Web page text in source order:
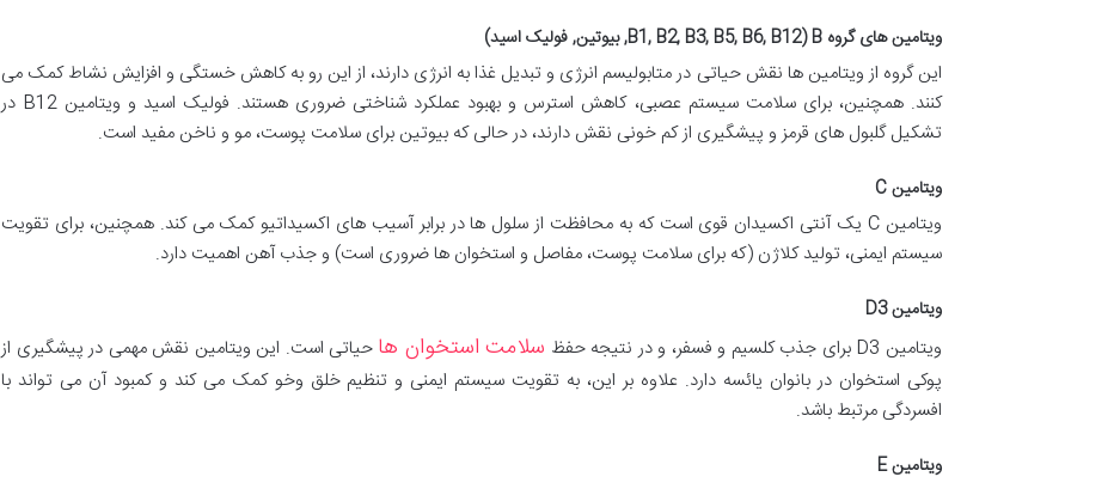
ویتامین های گروه B (B1, B2, B3, B5, B6, B12, بیوتین, فولیک اسید)
این گروه از ویتامین ها نقش حیاتی در متابولیسم انرژی و تبدیل غذا به انرژی دارند، از این رو به کاهش خستگی و افزایش نشاط کمک می
کنند. همچنین، برای سلامت سیستم عصبی، کاهش استرس و بهبود عملکرد شناختی ضروری هستند. فولیک اسید و ویتامین B12 در
تشکیل گلبول های قرمز و پیشگیری از کم خونی نقش دارند، در حالی که بیوتین برای سلامت پوست، مو و ناخن مفید است.
ویتامین C
ویتامین C یک آنتی اکسیدان قوی است که به محافظت از سلول ها در برابر آسیب های اکسیداتیو کمک می کند. همچنین، برای تقویت
سیستم ایمنی، تولید کلاژن (که برای سلامت پوست، مفاصل و استخوان ها ضروری است) و جذب آهن اهمیت دارد.
ویتامین D3
ویتامین D3 برای جذب کلسیم و فسفر، و در نتیجه حفظ سلامت استخوان ها حیاتی است. این ویتامین نقش مهمی در پیشگیری از
پوکی استخوان در بانوان یائسه دارد. علاوه بر این، به تقویت سیستم ایمنی و تنظیم خلق وخو کمک می کند و کمبود آن می تواند با
افسردگی مرتبط باشد.
ویتامین E